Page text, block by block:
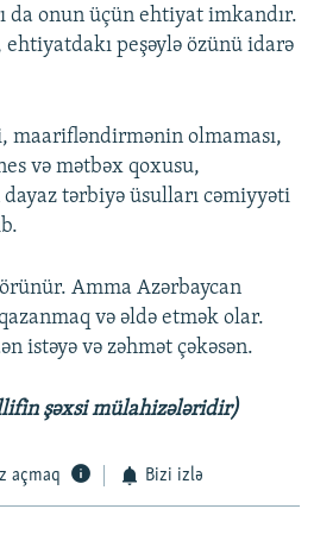
da onun üçün ehtiyat imkandır.
peşəylə özünü idarə
maarifləndirmənin olmaması,
və mətbəx qoxusu,
tərbiyə üsulları cəmiyyəti
Amma Azərbaycan
və əldə etmək olar.
istəyə və zəhmət çəkəsən.
şəxsi mülahizələridir)
açmaq Bizi izlə